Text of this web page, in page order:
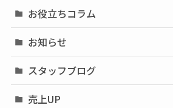
お役立ちコラム
お知らせ
スタッフブログ
売上UP